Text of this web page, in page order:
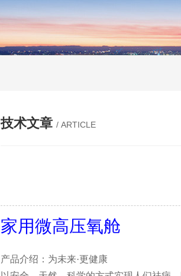
技术文章 / ARTICLE
家用微高压氧舱
产品介绍：为未来·更健康